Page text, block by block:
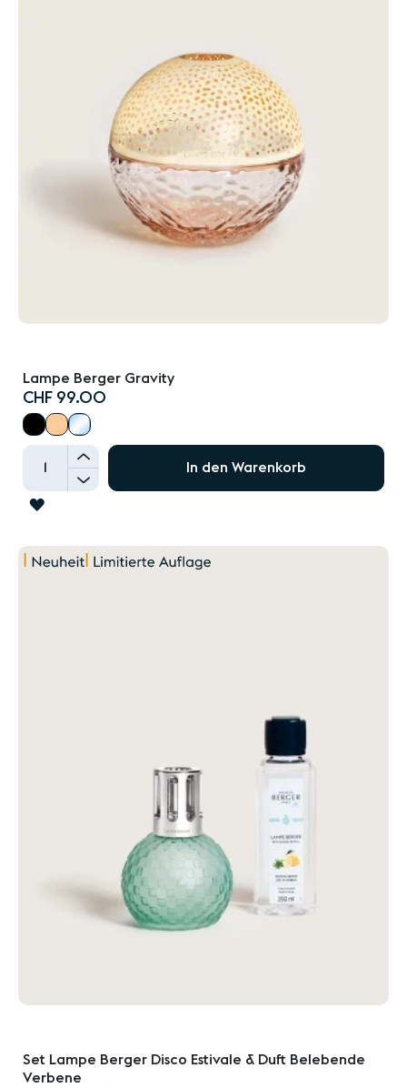
Lampe Berger Gravity
CHF 99.00
+
-
In den Warenkorb
ZUR
HINZUFÜGEN
Set Lampe Berger Disco Estivale & Duft Belebende
Verbene